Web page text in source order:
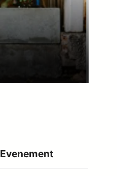
Evenement